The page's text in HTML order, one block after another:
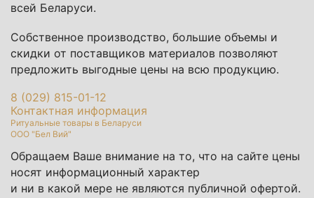
всей Беларуси.
Собственное производство, большие объемы и
скидки от поставщиков материалов позволяют
предложить выгодные цены на всю продукцию.
8 (029) 815-01-12
Контактная информация
Ритуальные товары в Беларуси
ООО "Бел Вий"
Обращаем Ваше внимание на то, что на сайте цены
носят информационный характер
и ни в какой мере не являются публичной офертой.